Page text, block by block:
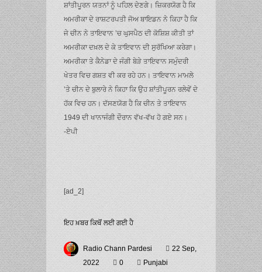
ਸ਼ਾਂਤੀਪੂਰਨ ਯਤਨਾਂ ਨੂੰ ਪਹਿਲ ਦੇਣਗੇ। ਜ਼ਿਕਰਯੋਗ ਹੈ ਕਿ
ਅਮਰੀਕਾ ਦੇ ਰਾਸ਼ਟਰਪਤੀ ਜੋਅ ਬਾਇਡਨ ਨੇ ਕਿਹਾ ਹੈ ਕਿ
ਜੇ ਚੀਨ ਨੇ ਤਾਇਵਾਨ ’ਚ ਘੁਸਪੈਠ ਦੀ ਕੋਸ਼ਿਸ਼ ਕੀਤੀ ਤਾਂ
ਅਮਰੀਕਾ ਦਖ਼ਲ ਦੇ ਕੇ ਤਾਇਵਾਨ ਦੀ ਸੁਰੱਖਿਆ ਕਰੇਗਾ।
ਅਮਰੀਕਾ ਤੇ ਕੈਨੇਡਾ ਦੇ ਜੰਗੀ ਬੇੜੇ ਤਾਇਵਾਨ ਸਮੁੰਦਰੀ
ਖੇਤਰ ਵਿਚ ਗਸ਼ਤ ਵੀ ਕਰ ਰਹੇ ਹਨ। ਤਾਇਵਾਨ ਮਾਮਲੇ
’ਤੇ ਚੀਨ ਦੇ ਬੁਲਾਰੇ ਨੇ ਕਿਹਾ ਕਿ ਉਹ ਸ਼ਾਂਤੀਪੂਰਨ ਰਲੇਵੇਂ ਦੇ
ਹੱਕ ਵਿਚ ਹਨ। ਦੱਸਣਯੋਗ ਹੈ ਕਿ ਚੀਨ ਤੇ ਤਾਇਵਾਨ
1949 ਦੀ ਖਾਨਾਜੰਗੀ ਦੌਰਾਨ ਵੱਖ-ਵੱਖ ਹੋ ਗਏ ਸਨ।
-ਏਪੀ
[ad_2]
ਇਹ ਖ਼ਬਰ ਕਿਥੋਂ ਲਈ ਗਈ ਹੈ
Radio Chann Pardesi
22 Sep,
2022
0
Punjabi